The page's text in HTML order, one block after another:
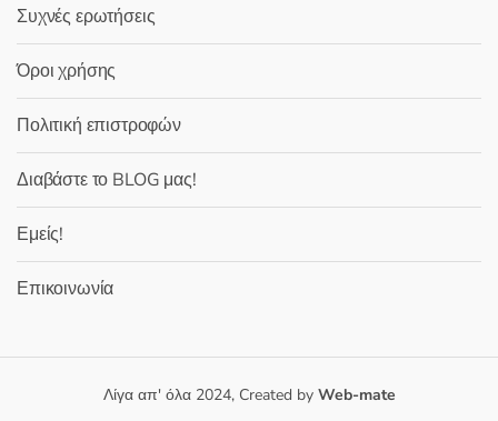
Συχνές ερωτήσεις
Όροι χρήσης
Πολιτική επιστροφών
Διαβάστε το BLOG μας!
Εμείς!
Επικοινωνία
Λίγα απ' όλα 2024, Created by Web-mate